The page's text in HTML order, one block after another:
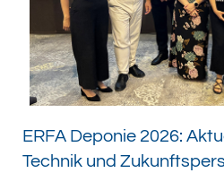
ERFA Deponie 2026:
Technik und